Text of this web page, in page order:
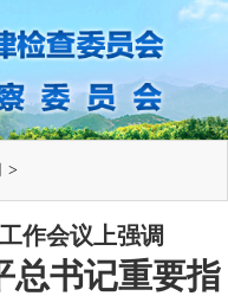
>
作会议上强调
总书记重要指